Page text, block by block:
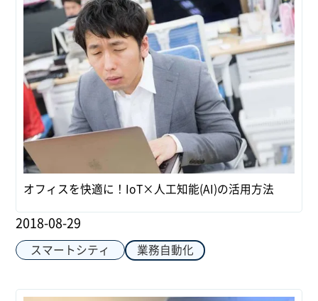
オフィスを快適に！IoT×人工知能(AI)の活用方法
2018-08-29
スマートシティ 業務自動化